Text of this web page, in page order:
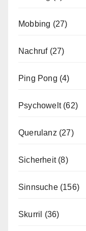
Mobbing (27)
Nachruf(27)
Ping Pong (4)
Psychowelt(62)
Querulanz (27)
Sicherheit(8)
Sinnsuche(156)
Skurril (36)